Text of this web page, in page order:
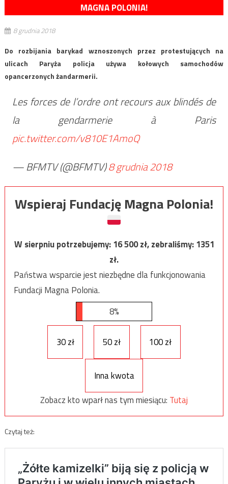
MAGNA POLONIA!
8 grudnia 2018
Do rozbijania barykad wznoszonych przez protestujących na
ulicach Paryża policja używa kołowych samochodów
opancerzonych żandarmerii.
Les forces de l’ordre ont recours aux blindés de
la gendarmerie à Paris
pic.twitter.com/v810E1AmoQ
— BFMTV (@BFMTV)8 grudnia 2018
Wspieraj Fundację Magna Polonia!
W sierpniu potrzebujemy:16 500zł, zebraliśmy:1351
zł.
Państwa wsparcie jest niezbędne dla funkcjonowania
Fundacji Magna Polonia.
8%
30 zł 50 zł 100 zł
Inna kwota
Zobacz kto wparł nas tym miesiącu: Tutaj
Czytaj też: